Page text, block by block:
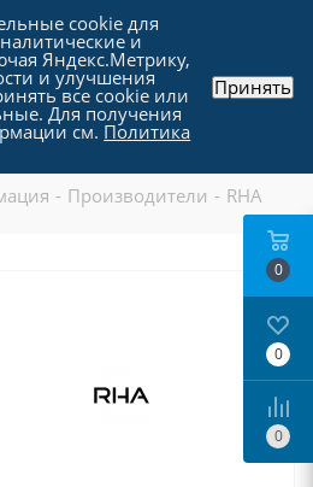
RHA
- Производители - RHA
0
0
0
cookie для
и
Яндекс.Метрику,
и улучшения
все cookie или
Для получения
см. Политика
Принять